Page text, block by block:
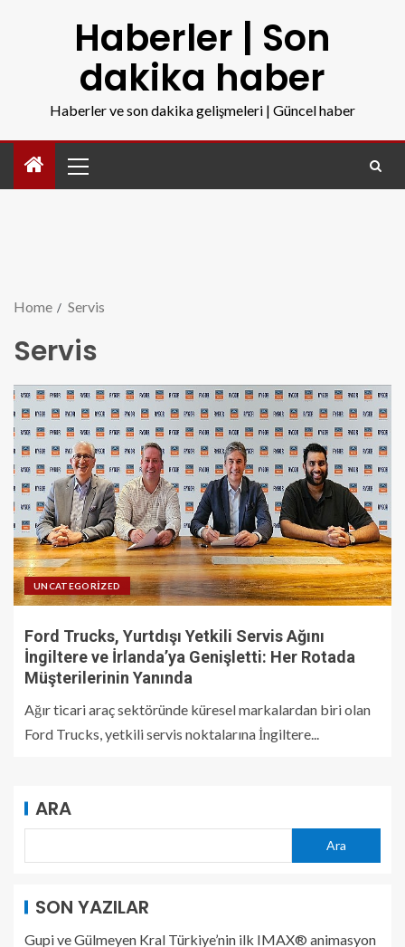
Haberler | Son
dakika haber
Haberler ve son dakika gelişmeleri | Güncel haber
Home Servis
Servis
UNCATEGORIZED
Ford Trucks, Yurtdışı Yetkili Servis Ağını
İngiltere ve İrlanda’ya Genişletti: Her Rotada
Müşterilerinin Yanında
Ağır ticari araç sektöründe küresel markalardan biri olan
Ford Trucks, yetkili servis noktalarına İngiltere...
ARA
Ara
SON YAZILAR
Gupi ve Gülmeyen Kral Türkiye’nin ilk IMAX® animasyon